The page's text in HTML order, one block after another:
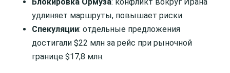
удлиняет маршруты, повышает риски.
Спекуляции: отдельные предложения
достигали $22 млн за рейс при рыночной
границе $17,8 млн.